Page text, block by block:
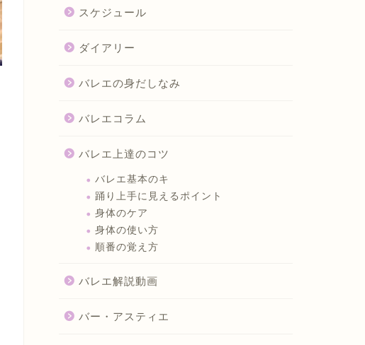
スケジュール
ダイアリー
バレエの身だしなみ
バレエコラム
バレエ上達のコツ
バレエ基本のキ
踊り上手に見えるポイント
身体のケア
身体の使い方
順番の覚え方
バレエ解説動画
バー・アスティエ